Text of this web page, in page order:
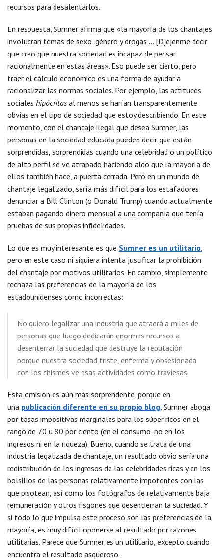
recursos para desalentarlos.
En respuesta, Sumner afirma que «la mayoría de los chantajes
involucran temas de sexo, género y drogas … [D]ejenme decir
que creo que nuestra sociedad es incapaz de pensar
racionalmente en estas áreas». Eso puede ser cierto, pero
traer el cálculo económico es una forma de ayudar a
racionalizar las normas sociales. Por ejemplo, las actitudes
sociales hipócritas al menos se harían transparentemente
obvias en el tipo de sociedad que estoy describiendo. En este
momento, con el chantaje ilegal que desea Sumner, las
personas en la sociedad educada pueden decir que están
sorprendidas, sorprendidas cuando una celebridad o un político
de alto perfil se ve atrapado haciendo algo que la mayoría de
ellos también hace, a puerta cerrada. Pero en un mundo de
chantaje legalizado, sería más difícil para los estafadores
denunciar a Bill Clinton (o Donald Trump) cuando actualmente
estaban pagando dinero mensual a una compañía que tenía
pruebas de sus propias infidelidades.
Lo que es muy interesante es que Sumner es un utilitario,
pero en este caso ni siquiera intenta justificar la prohibición
del chantaje por motivos utilitarios. En cambio, simplemente
rechaza las preferencias de la mayoría de los
estadounidenses como incorrectas:
No quiero legalizar una industria que atraerá a miles de
personas que luego dedicarán enormes recursos a
desenterrar la suciedad que destruye la reputación
porque nuestra sociedad triste, enferma y obsesionada
con los chismes ve esas actividades como traviesas.
Esta omisión es aún más sorprendente, porque en
una publicación diferente en su propio blog, Sumner aboga
por tasas impositivas marginales para los súper ricos en el
rango de 70 u 80 por ciento (en el consumo, no en los
ingresos ni en la riqueza). Bueno, cuando se trata de una
industria legalizada de chantaje, un resultado obvio sería una
redistribución de los ingresos de las celebridades ricas y en los
bolsillos de las personas relativamente impotentes con las
que pisotean, así como los fotógrafos de relativamente baja
remuneración y otros fisgones que desentierran la suciedad. Y
si todo lo que impulsa este proceso son las preferencias de la
mayoría, es muy difícil oponerse al resultado por razones
utilitarias. Parece que Sumner es un utilitario, excepto cuando
encuentra el resultado asqueroso.